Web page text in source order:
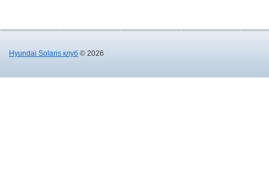
Hyundai Solaris клуб © 2026